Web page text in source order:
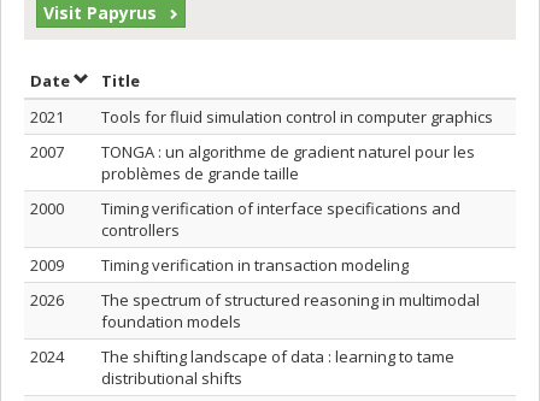
Visit Papyrus
DateSort by date in descending order
Title
2021
Tools for fluid simulation control in computer graphics
2007
TONGA : un algorithme de gradient naturel pour les
problèmes de grande taille
2000
Timing verification of interface specifications and
controllers
2009
Timing verification in transaction modeling
2026
The spectrum of structured reasoning in multimodal
foundation models
2024
The shifting landscape of data : learning to tame
distributional shifts